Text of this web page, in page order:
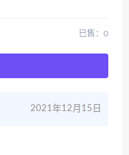
已售：0
2021年12月15日